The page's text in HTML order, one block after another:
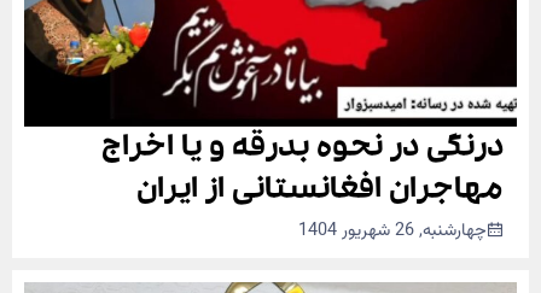
درنگی در نحوه بدرقه و یا اخراج
مهاجران افغانستانی از ایران
چهارشنبه, 26 شهریور 1404